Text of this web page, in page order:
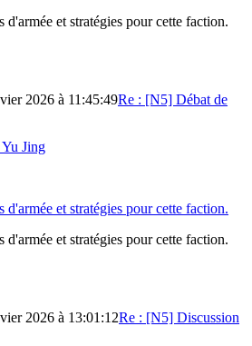
d'armée et stratégies pour cette faction.
2026 à 11:45:49Re : [N5] Débat de
Jing
d'armée et stratégies pour cette faction.
d'armée et stratégies pour cette faction.
2026 à 13:01:12Re : [N5] Discussion